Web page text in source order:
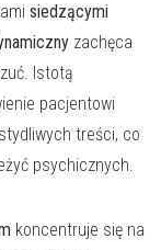
siedzącymi
zachęca
Istotą
pacjentowi
treści, co
psychicznych.
koncentruje się na